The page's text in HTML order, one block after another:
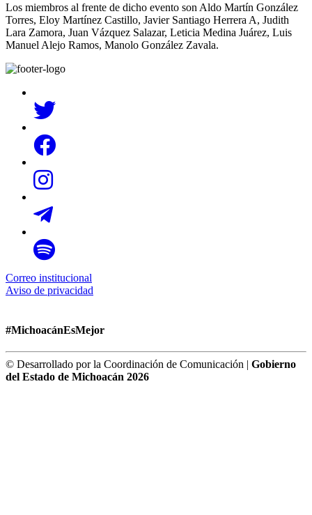
Los miembros al frente de dicho evento son Aldo Martín González
Torres, Eloy Martínez Castillo, Javier Santiago Herrera A, Judith
Lara Zamora, Juan Vázquez Salazar, Leticia Medina Juárez, Luis
Manuel Alejo Ramos, Manolo González Zavala.
Correo institucional
Aviso de privacidad
#MichoacánEsMejor
© Desarrollado por la Coordinación de Comunicación | Gobierno
del Estado de Michoacán 2026